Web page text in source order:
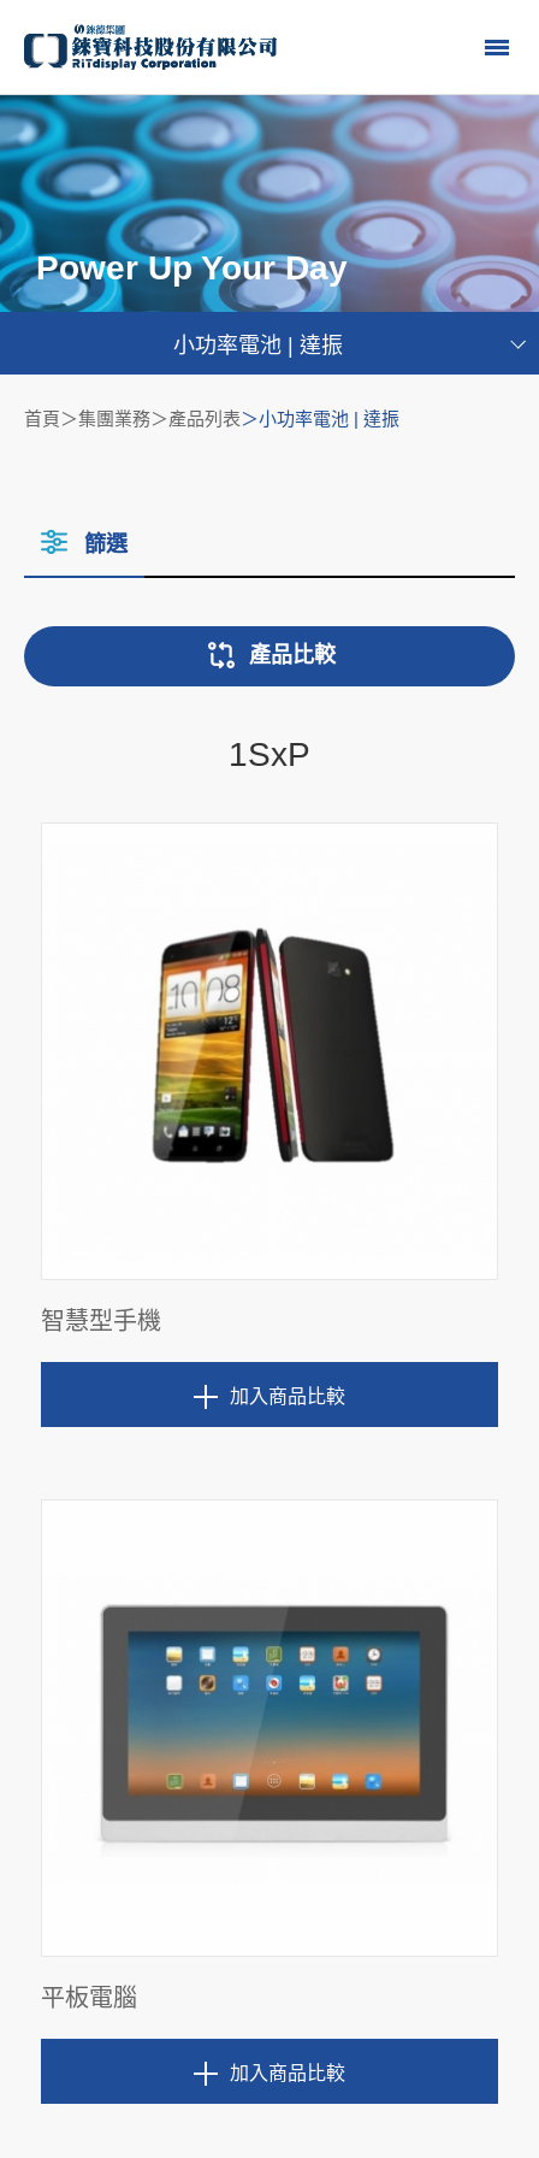
Power Up Your Day
小功率電池 | 達振
首頁 集團業務＞產品列表 小功率電池 | 達振
篩選
產品比較
1SxP
智慧型手機
加入商品比較
平板電腦
加入商品比較